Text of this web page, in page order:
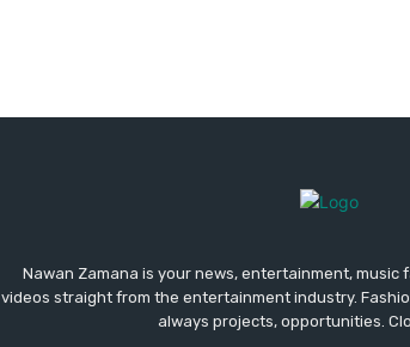
Nawan Zamana is your news, entertainment,
videos straight from the entertainment industry.
always projects, opportunities.